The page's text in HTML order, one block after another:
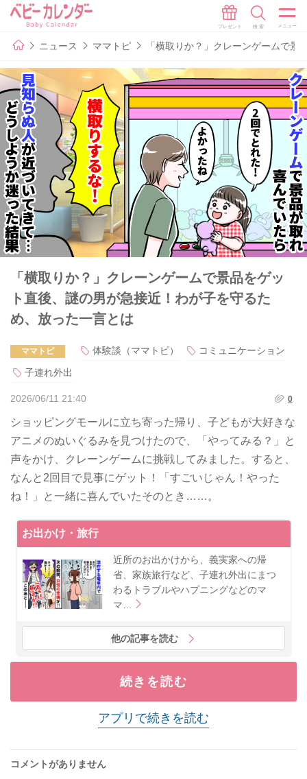
ニュース ママトピ 「横取りか？」クレーンゲームで
「横取りか？」クレーンゲームで景品をゲッ
ト直後、謎の男が急接近！わが子を守るた
め、放った一言とは
ママトピ 体験談（ママトピ）
コミュニケーション
子連れ外出
2026/06/11 21:40 0
ショッピングモールに立ち寄った帰り、子どもが大好きな
アニメのぬいぐるみを見つけたので、「やってみる？」と
声をかけ、クレーンゲームに挑戦してみました。すると、
なんと2回目で見事にゲット！「すごいじゃん！やった
ね！」と一緒に喜んでいたそのとき……。
お出かけ・旅行
近所のお出かけから、義実家への帰
省、家族旅行など、子連れ外出にまつ
わるトラブルやハプニングなどのマ
マ…
他の記事を読む
続きを読む
アプリで続きを読む
コメントがありません